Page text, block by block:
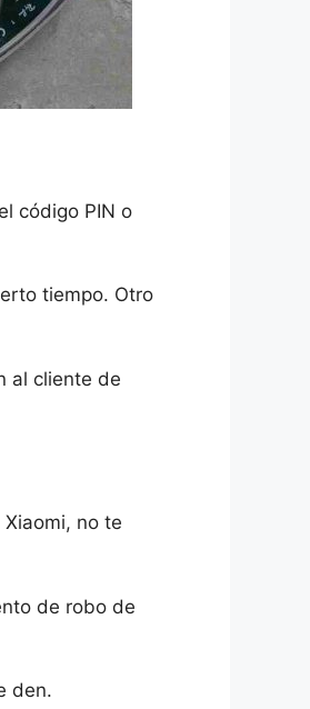
código PIN o
tiempo. Otro
al cliente de
no te
de robo de
den.